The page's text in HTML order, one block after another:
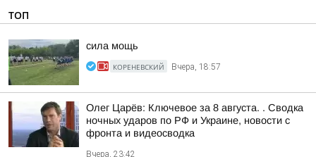
ТОП
сила мощь
КОРЕНЕВСКИЙ Вчера, 18:57
Олег Царёв: Ключевое за 8 августа. . Сводка
ночных ударов по РФ и Украине, новости с
фронта и видеосводка
Вчера, 23:42